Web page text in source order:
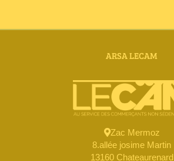
ARSA LECAM
Zac Mermoz
8.allée josime Martin
13160 Chateaurenard